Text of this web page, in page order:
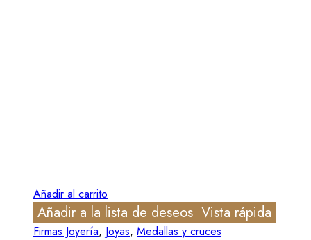
Añadir al carrito
Añadir a la lista de deseos Vista rápida
Firmas Joyería, Joyas, Medallas y cruces